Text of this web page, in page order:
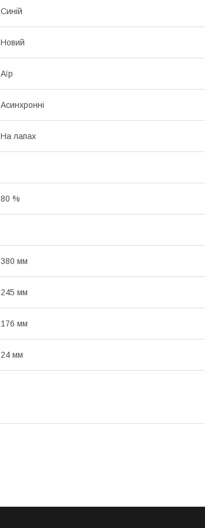
Синій
Новий
Аїр
Асинхронні
На лапах
80 %
380 мм
245 мм
176 мм
24 мм